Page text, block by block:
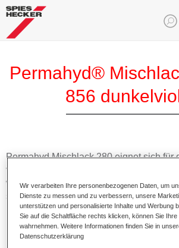
Permahyd®
856
Permahyd Mischlack 280 eignet sich für
von Permahyd Perlmutt Basislack 285,
wasserverdünnbaren Basislacksystem.
speziellen PU-Dispersionstechnologie
Effektlackierungen.
Produktmerkmale
Wir verarbeiten Ihre personenbezogenen Daten, um
Dienste zu messen und zu verbessern, unsere
unterstützen und personalisierte Inhalte und Werbung
Sie auf die Schaltfläche rechts klicken, können Sie
wahrnehmen. Weitere Informationen finden Sie in
Datenschutzerklärung